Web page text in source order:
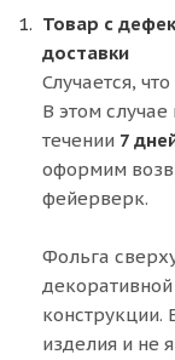
Товар с
доставки
Случается,
В этом
течении 7
оформим
фейерверк.
Фольга
конструкции.
изделия и не